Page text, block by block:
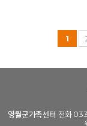
1
영월군가족센터 전화